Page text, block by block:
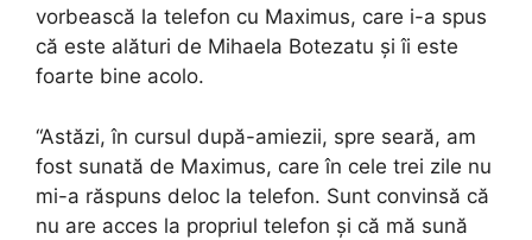
vorbească la telefon cu Maximus, care i-a spus
că este alături de Mihaela Botezatu și îi este
foarte bine acolo.
“Astăzi, în cursul după-amiezii, spre seară, am
fost sunată de Maximus, care în cele trei zile nu
mi-a răspuns deloc la telefon. Sunt convinsă că
nu are acces la propriul telefon și că mă sună